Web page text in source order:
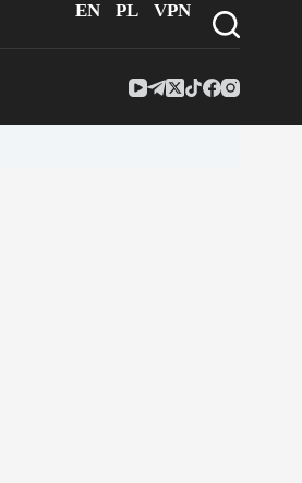
EN PL VPN